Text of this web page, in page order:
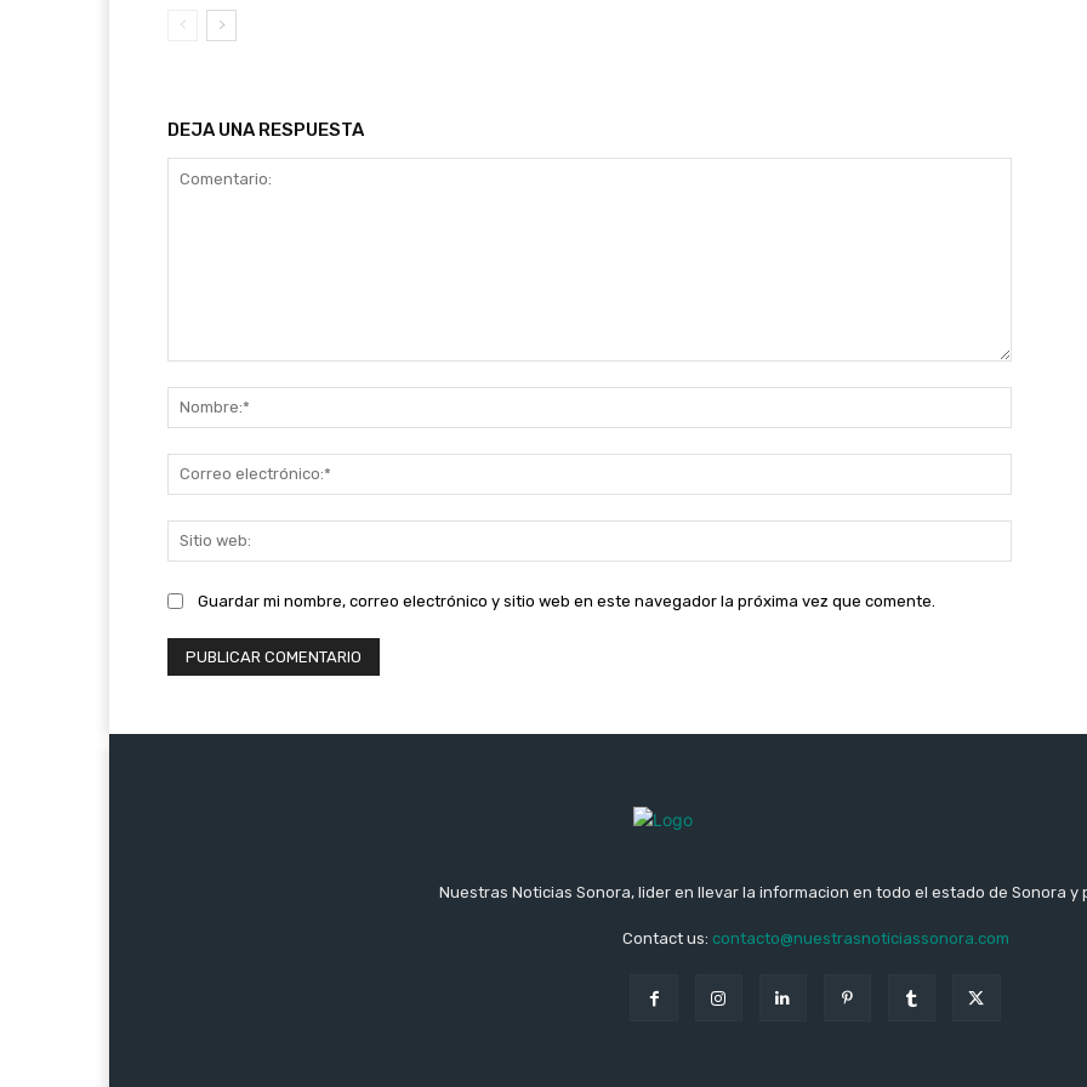
DEJA UNA RESPUESTA
web:
Guardar mi nombre, correo electrónico y sitio web en este navegador la próxima vez que comente.
Nuestras Noticias Sonora, lider en llevar la informacion en todo el estado de Sonora y
Contact us: contacto@nuestrasnoticiassonora.com